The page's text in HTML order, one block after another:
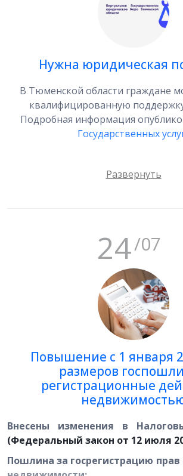
информации, необходимой для
кадастровой стоимости, в
Так, в соответствии со статьей
закона № 237-ФЗ «О
оценке» правообладатели
вправе предоставить
характеристиках объектов
разрешенного использования.
службы государственной
картографии от 24.05.2021
утверждении порядка
характеристиках объекта
Информация о заполнении
подачи, размещена на
“ЦКО и ХУТД” в разделе
Декларации о
недвижимости”.
Нужна юридическая
В Тюменской области граждане
квалифицированную
Подробная информация
Государственных
24/07
Повышение с 1 января
размеров
регистрационные
Внесены изменения в
(Федеральный закон от 12 июля
Пошлина за госрегистрацию